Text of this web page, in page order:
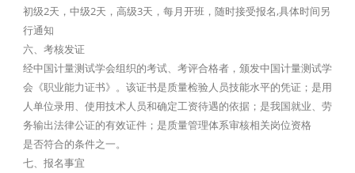
初级2天，中级2天，高级3天，每月开班，随时接受报名,具体时间另
行通知
六、考核发证
经中国计量测试学会组织的考试、考评合格者，颁发中国计量测试学
会《职业能力证书》。该证书是质量检验人员技能水平的凭证；是用
人单位录用、使用技术人员和确定工资待遇的依据；是我国就业、劳
务输出法律公证的有效证件；是质量管理体系审核相关岗位资格
是否符合的条件之一。
七、报名事宜